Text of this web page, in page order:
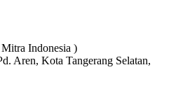
Indonesia )
Aren, Kota Tangerang Selatan,